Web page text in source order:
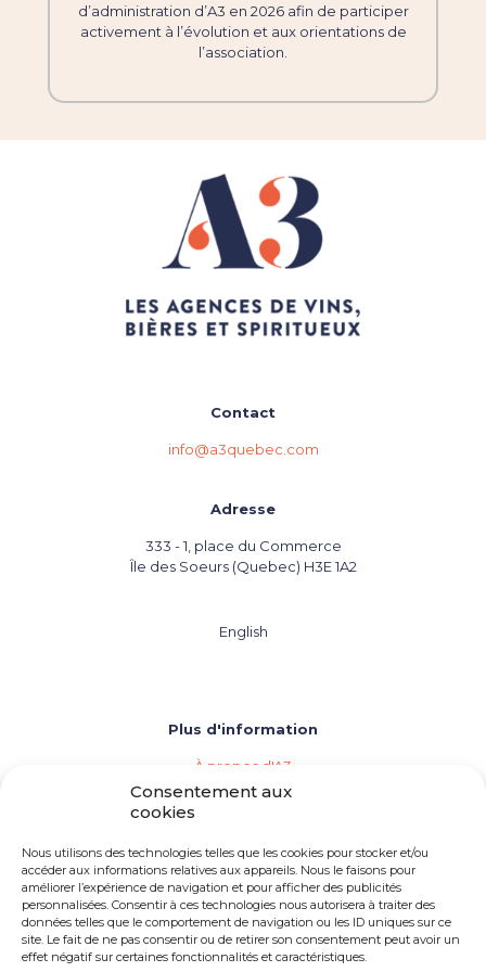
Consentement aux
cookies
Nous utilisons des technologies telles que les cookies pour stocker et/ou
accéder aux informations relatives aux appareils. Nous le faisons pour
améliorer l’expérience de navigation et pour afficher des publicités
personnalisées. Consentir à ces technologies nous autorisera à traiter des
données telles que le comportement de navigation ou les ID uniques sur ce
site. Le fait de ne pas consentir ou de retirer son consentement peut avoir un
effet négatif sur certaines fonctionnalités et caractéristiques.
d’administration d’A3 en 2026 afin de participer
activement à l’évolution et aux orientations de
l’association.
Contact
info@a3quebec.com
Adresse
333 - 1, place du Commerce
Île des Soeurs (Quebec) H3E 1A2
English
Plus d'information
À propos d'A3
Les agences de vins, bières et spiritueux
Répertoire des membres d'A3
Importation privée
Devenir membre d'A3
Besoin d'une agence
Opportunités d'emploi